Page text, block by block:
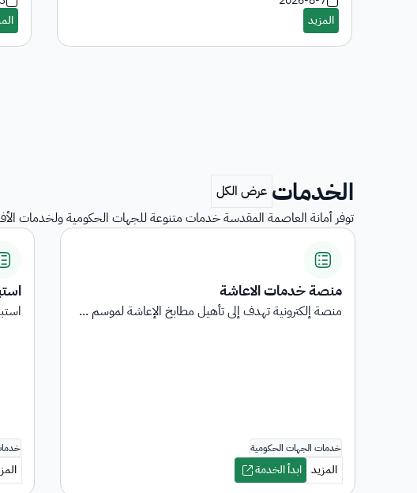
الخدمات
توفر أمانة العاصمة المقدسة خدمات متنوعة للجهات الحكومية ولخدمات
استبيانات رضا المستفيدين
استبيانات رضا المستفيدين
هي